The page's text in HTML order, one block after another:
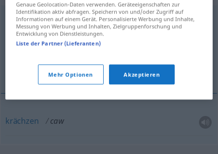
caw [kɔː]v/i
Übersicht aller Übersetzungen
(Für mehr Details die Übersetzung anklicken/antippen)
krächzen
krächzen caw
Genaue Geolocation-Daten verwenden. Geräteeigenschaften zur
Identifikation aktiv abfragen. Speichern von und/oder Zugriff auf
Informationen auf einem Gerät. Personalisierte Werbung und Inhalte,
Messung von Werbung und Inhalten, Zielgruppenforschung und
Entwicklung von Dienstleistungen.
Liste der Partner (Lieferanten)
Mehr Optionen Akzeptieren